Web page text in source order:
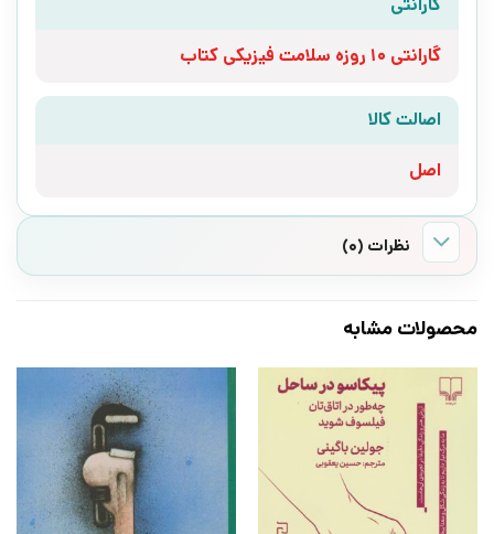
گارانتی 10 روزه سلامت فیزیکی کتاب
اصالت کالا
اصل
نظرات (0)
محصولات مشابه